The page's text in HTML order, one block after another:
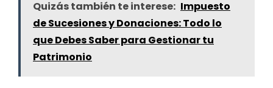
Quizás también te interese: Impuesto
de Sucesiones y Donaciones: Todo lo
que Debes Saber para Gestionar tu
Patrimonio